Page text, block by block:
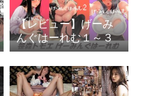
【レビュー】げーみ
んぐはーれむ１～３